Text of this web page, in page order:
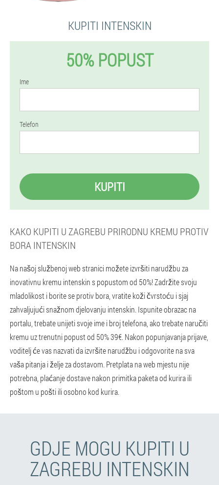
KUPITI INTENSKIN
50% POPUST
Ime
Telefon
KUPITI
KAKO KUPITI U ZAGREBU PRIRODNU KREMU PROTIV
BORA INTENSKIN
Na našoj službenoj web stranici možete izvršiti narudžbu za
inovativnu kremu intenskin s popustom od 50%! Zadržite svoju
mladolikost i borite se protiv bora, vratite koži čvrstoću i sjaj
zahvaljujući snažnom djelovanju intenskin. Ispunite obrazac na
portalu, trebate unijeti svoje ime i broj telefona, ako trebate naručiti
kremu uz trenutni popust od 50% 39€. Nakon popunjavanja prijave,
voditelj će vas nazvati da izvršite narudžbu i odgovorite na sva
vaša pitanja i želje za dostavom. Pretplata na web mjestu nije
potrebna, plaćanje dostave nakon primitka paketa od kurira ili
poštom u pošti ili osobno kod kurira.
GDJE MOGU KUPITI U
ZAGREBU INTENSKIN